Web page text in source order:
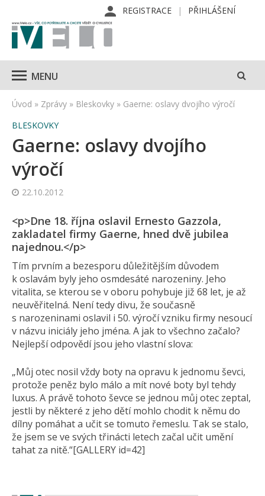
REGISTRACE PŘIHLÁŠENÍ
MENU
Úvod » Zprávy » Bleskovky » Gaerne: oslavy dvojího výročí
BLESKOVKY
Gaerne: oslavy dvojího
výročí
22.10.2012
<p>Dne 18. října oslavil Ernesto Gazzola,
zakladatel firmy Gaerne, hned dvě jubilea
najednou.</p>
Tím prvním a bezesporu důležitějším důvodem
k oslavám byly jeho osmdesáté narozeniny. Jeho
vitalita, se kterou se v oboru pohybuje již 68 let, je až
neuvěřitelná. Není tedy divu, že současně
s narozeninami oslavil i 50. výročí vzniku firmy nesoucí
v názvu iniciály jeho jména. A jak to všechno začalo?
Nejlepší odpovědí jsou jeho vlastní slova:
„Můj otec nosil vždy boty na opravu k jednomu ševci,
protože peněz bylo málo a mít nové boty byl tehdy
luxus. A právě tohoto ševce se jednou můj otec zeptal,
jestli by některé z jeho dětí mohlo chodit k němu do
dílny pomáhat a učit se tomuto řemeslu. Tak se stalo,
že jsem se ve svých třinácti letech začal učit umění
tahat za nitě.“[GALLERY id=42]